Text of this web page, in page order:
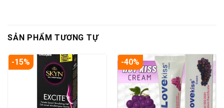
SẢN PHẨM TƯƠNG TỰ
-15% -40%